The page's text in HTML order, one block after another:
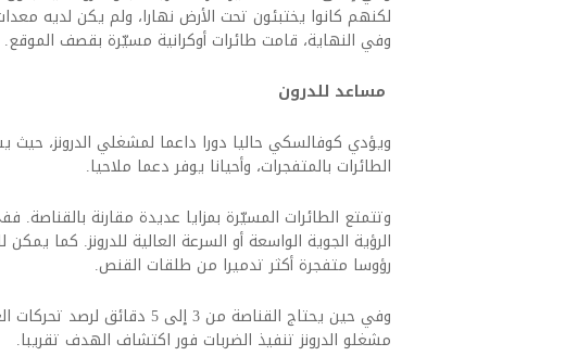
لكنهم كانوا يختبئون تحت الأرض نهارا، ولم يكن لديه
وفي النهاية، قامت طائرات أوكرانية مسيّرة بقصف الموقع.
مساعد للدرون
ويؤدي كوفالسكي حاليا دورا داعما لمشغلي الدرونز،
الطائرات بالمتفجرات، وأحيانا يوفر دعما ملاحيا.
وتتمتع الطائرات المسيّرة بمزايا عديدة مقارنة
الرؤية الجوية الواسعة أو السرعة العالية للدرونز. كما يمكن
رؤوسا متفجرة أكثر تدميرا من طلقات القنص.
وفي حين يحتاج القناصة من 3 إلى
مشغلو الدرونز تنفيذ الضربات فور اكتشاف الهدف تقريبا.